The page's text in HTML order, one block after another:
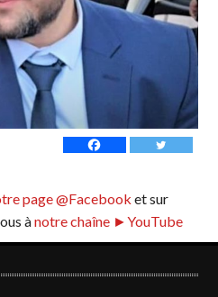
page @Facebook et sur
ànotre chaîne ►YouTube